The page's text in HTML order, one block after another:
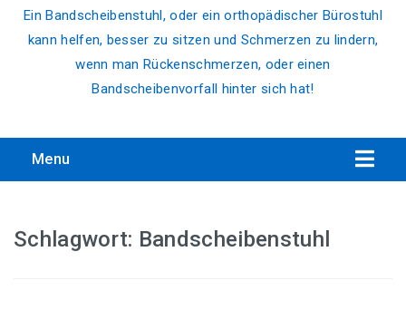
Ein Bandscheibenstuhl, oder ein orthopädischer Bürostuhl
kann helfen, besser zu sitzen und Schmerzen zu lindern,
wenn man Rückenschmerzen, oder einen
Bandscheibenvorfall hinter sich hat!
Menu
Schlagwort: Bandscheibenstuhl